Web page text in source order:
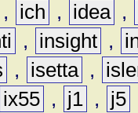
, ich , idea ,
, insight ,
, isetta ,
ix55 , j1 , j5